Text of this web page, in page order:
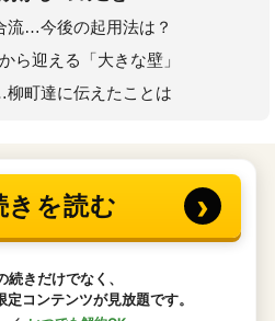
流…今後の起用法は？
ら迎える「大きな壁」
町達に伝えたことは